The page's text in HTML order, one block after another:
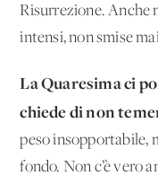
Risurrezione. Anche
intensi, non smise
La Quaresima ci
chiede di non
peso insopportabile,
fondo. Non c’è vero